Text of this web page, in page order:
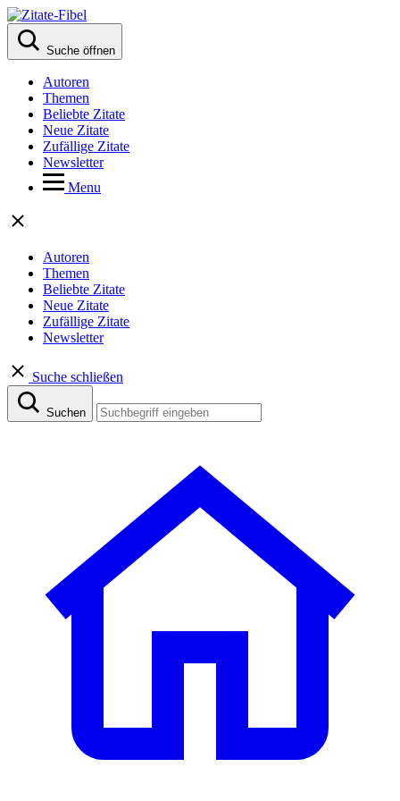
Suche öffnen
Autoren
Themen
Beliebte Zitate
Neue Zitate
Zufällige Zitate
Newsletter
Menu
Autoren
Themen
Beliebte Zitate
Neue Zitate
Zufällige Zitate
Newsletter
Suche schließen
Suchen